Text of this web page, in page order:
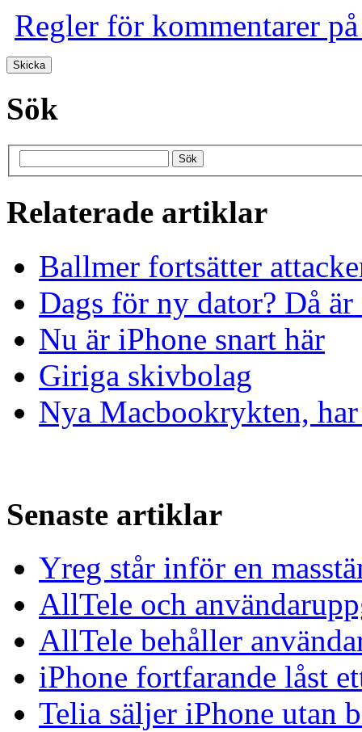
Regler för kommentarer
Sök
Relaterade artiklar
Ballmer fortsätter
Dags för ny dator? Då
Nu är iPhone snart här
Giriga skivbolag
Nya Macbookrykten,
Senaste artiklar
Yreg står inför en
AllTele och
AllTele behåller
iPhone fortfarande låst
Telia säljer iPhone utan